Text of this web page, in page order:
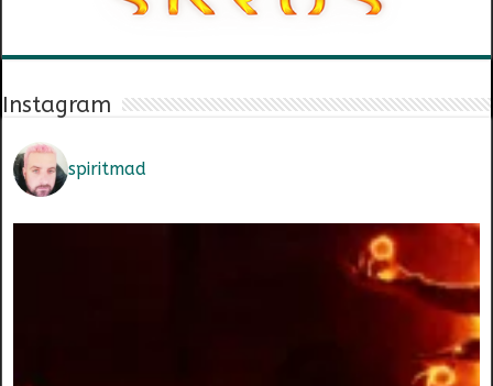
Instagram
spiritmad